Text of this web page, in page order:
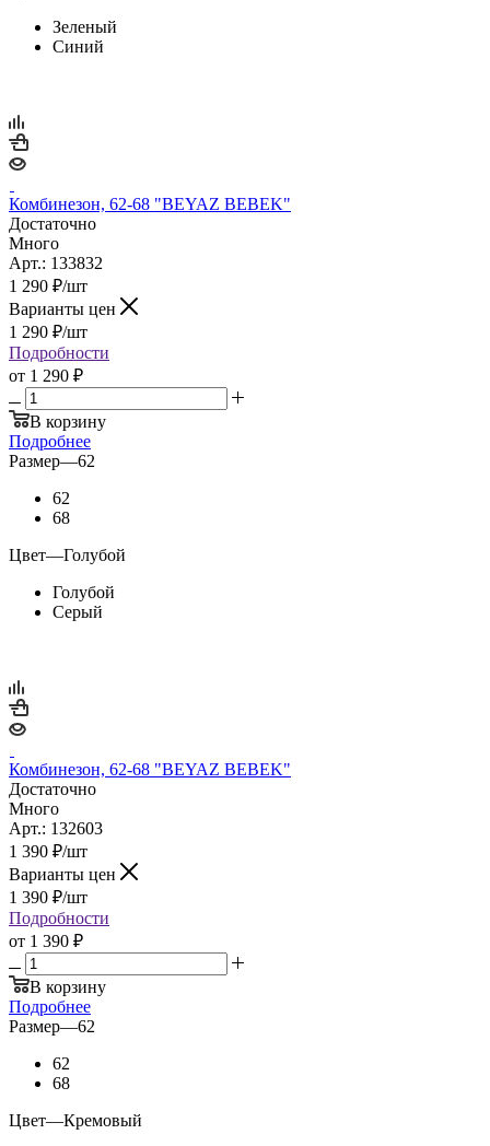
Зеленый
Синий
Комбинезон, 62-68 "BEYAZ BEBEK"
Достаточно
Много
Арт.: 133832
1 290 ₽/шт
Варианты цен
1 290 ₽/шт
Подробности
от 1 290 ₽
В корзину
Подробнее
Размер—62
62
68
Цвет—Голубой
Голубой
Серый
Комбинезон, 62-68 "BEYAZ BEBEK"
Достаточно
Много
Арт.: 132603
1 390 ₽/шт
Варианты цен
1 390 ₽/шт
Подробности
от 1 390 ₽
В корзину
Подробнее
Размер—62
62
68
Цвет—Кремовый